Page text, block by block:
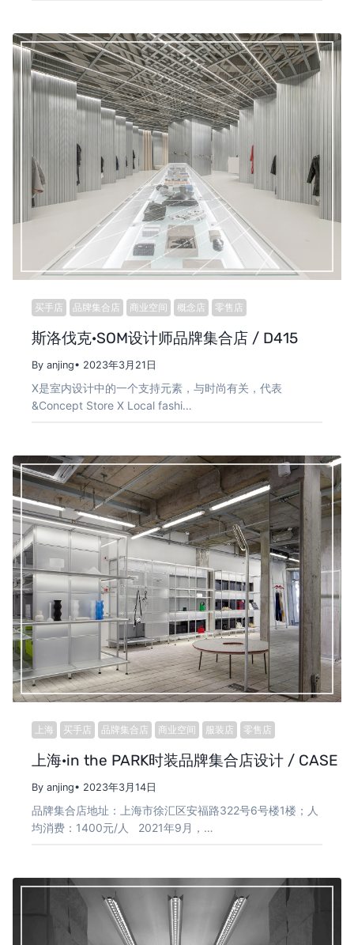
买手店 品牌集合店 商业空间 概念店 零售店
斯洛伐克·SOM设计师品牌集合店 / D415
By anjing• 2023年3月21日
X是室内设计中的一个支持元素，与时尚有关，代表
&Concept Store X Local fashi…
上海 买手店 品牌集合店 商业空间 服装店 零售店
上海·in the PARK时装品牌集合店设计 / CASE
By anjing• 2023年3月14日
品牌集合店地址：上海市徐汇区安福路322号6号楼1楼；人
均消费：1400元/人 2021年9月，…